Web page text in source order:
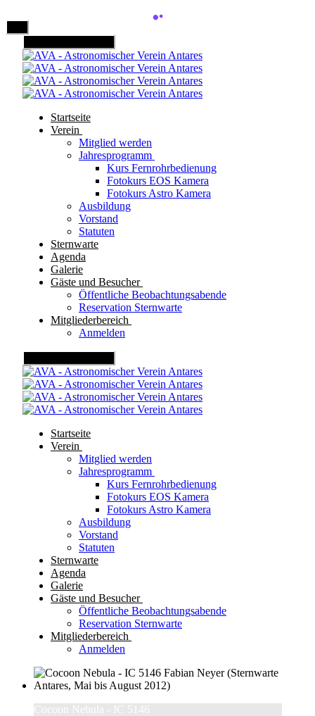
Startseite
Verein
Mitglied werden
Jahresprogramm
Kurs Fernrohrbedienung
Fotokurs EOS Kamera
Fotokurs Astro Kamera
Ausbildung
Vorstand
Statuten
Sternwarte
Agenda
Galerie
Gäste und Besucher
Öffentliche Beobachtungsabende
Reservation Sternwarte
Mitgliederbereich
Anmelden
Startseite
Verein
Mitglied werden
Jahresprogramm
Kurs Fernrohrbedienung
Fotokurs EOS Kamera
Fotokurs Astro Kamera
Ausbildung
Vorstand
Statuten
Sternwarte
Agenda
Galerie
Gäste und Besucher
Öffentliche Beobachtungsabende
Reservation Sternwarte
Mitgliederbereich
Anmelden